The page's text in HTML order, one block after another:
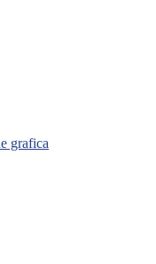
grafica